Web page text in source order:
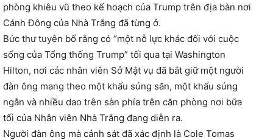
phòng khiêu vũ theo kế hoạch của Trump trên địa bàn nơi
Cánh Đông của Nhà Trắng đã từng ở.
Bức thư tuyên bố rằng có “một nỗ lực khác đối với cuộc
sống của Tổng thống Trump” tối qua tại Washington
Hilton, nơi các nhân viên Sở Mật vụ đã bắt giữ một người
đàn ông mang theo một khẩu súng săn, một khẩu súng
ngắn và nhiều dao trên sàn phía trên căn phòng nơi bữa
tối của Nhân viên Nhà Trắng đang diễn ra.
Người đàn ông mà cảnh sát đã xác định là Cole Tomas